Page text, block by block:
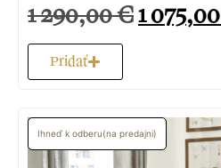
1 290,00€1 075,00
Pridať
Ihneď k odberu(na predajni)